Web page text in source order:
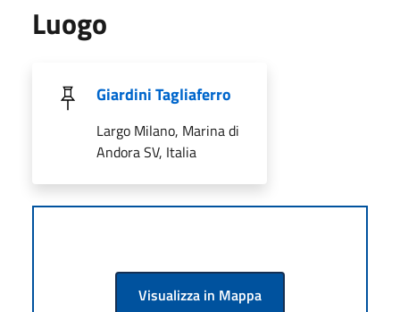
Luogo
Giardini Tagliaferro
Largo Milano, Marina di
Andora SV, Italia
Visualizza in Mappa